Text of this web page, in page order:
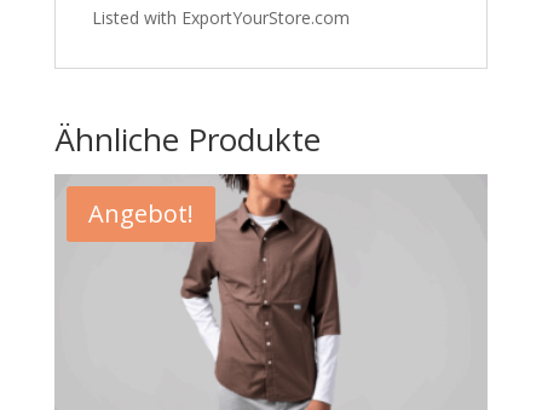
Listed with ExportYourStore.com
Ähnliche Produkte
Angebot!